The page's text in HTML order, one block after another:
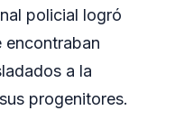
policial logró
encontraban
a la
progenitores.